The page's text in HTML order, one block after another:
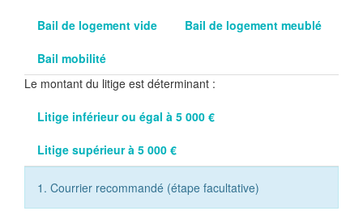
Bail de logement vide Bail de logement meublé
Bail mobilité
Le montant du litige est déterminant :
Litige inférieur ou égal à 5 000 €
Litige supérieur à 5 000 €
1. Courrier recommandé (étape facultative)